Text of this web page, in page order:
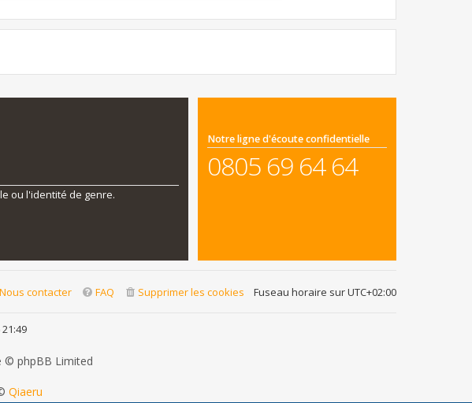
ou l'identité de genre.
Notre ligne d'écoute confidentielle
0805 69 64 64
Fuseau horaire surUTC+02:00
Supprimer les cookies
FAQ
Nous contacter
phpBB Limited
Qiaeru